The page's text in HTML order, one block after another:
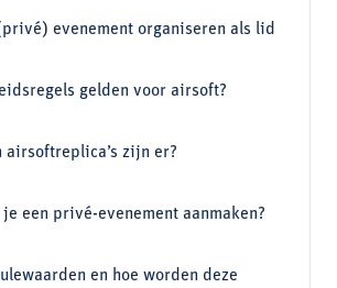
evenement organiseren als lid
gelden voor airsoft?
airsoftreplica’s zijn er?
een privé-evenement aanmaken?
en hoe worden deze